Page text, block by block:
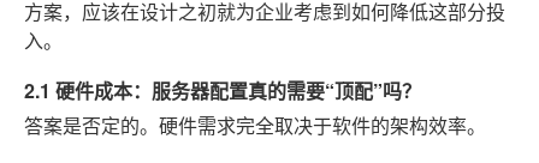
方案，应该在设计之初就为企业考虑到如何降低这部分投
入。
2.1 硬件成本：服务器配置真的需要“顶配”吗？
答案是否定的。硬件需求完全取决于软件的架构效率。